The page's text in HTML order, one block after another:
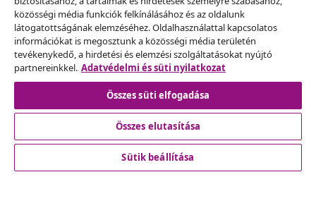
Szerződéstől való elállás
Küldj be egy rendelés lemondására vonatkozó
kérelmet.
Szerződéstől való elállás
Ügyfélszolgálat
közösségi média funkciók felkínálásához és az oldalunk
látogatottságának elemzéséhez. Oldalhasználattal kapcsolatos
információkat is megosztunk a közösségi média területén
tevékenykedő, a hirdetési és elemzési szolgáltatásokat nyújtó
partnereinkkel. Adatvédelmi és süti nyilatkozat
Összes süti elfogadása
Összes elutasítása
Sütik beállítása